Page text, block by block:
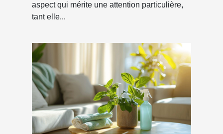
aspect qui mérite une attention particulière,
tant elle...